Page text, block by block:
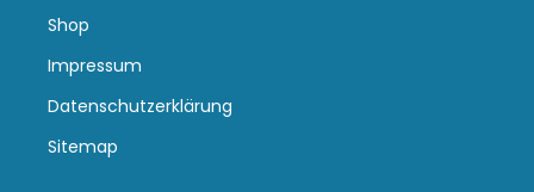
Shop
Impressum
Datenschutzerklärung
Sitemap